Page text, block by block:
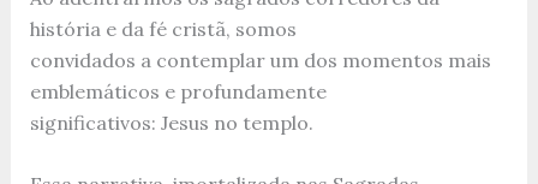
história e da fé cristã, somos
convidados a contemplar um dos momentos mais
emblemáticos e profundamente
significativos: Jesus no templo.